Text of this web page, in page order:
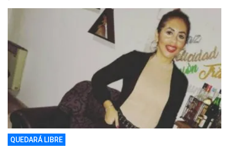
QUEDARÁ LIBRE